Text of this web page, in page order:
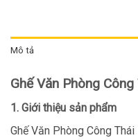
Mô tả
Ghế Văn Phòng
1. Giới thiệu sản phẩm
Ghế Văn Phòng Công